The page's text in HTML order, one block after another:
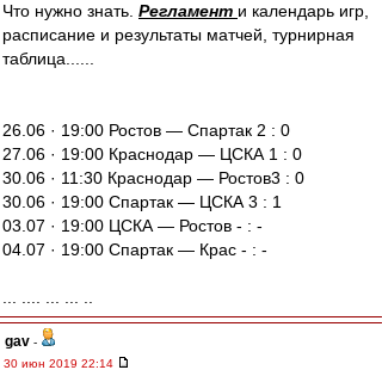
Что нужно знать. Регламент и календарь игр,
расписание и результаты матчей, турнирная
таблица......
26.06 · 19:00 Ростов — Спартак 2 : 0
27.06 · 19:00 Краснодар — ЦСКА 1 : 0
30.06 · 11:30 Краснодар — Ростов3 : 0
30.06 · 19:00 Спартак — ЦСКА 3 : 1
03.07 · 19:00 ЦСКА — Ростов - : -
04.07 · 19:00 Спартак — Крас - : -
gav -
30 июн 2019 22:14